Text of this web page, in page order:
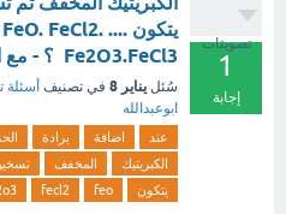
تصويتات
1
إجابة
يتكون .... FeO. FeCl2.
Fe2O3.FeCl3 ؟ - مع الشرح
سُئل يناير 8 في تصنيف أسئلة
ابوعبدالله
عند اضافة برادة
الكبريتيك
المخفف
يتكون
feo
fecl2